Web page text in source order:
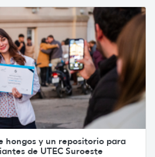
hongos y un repositorio para
de UTEC Suroeste